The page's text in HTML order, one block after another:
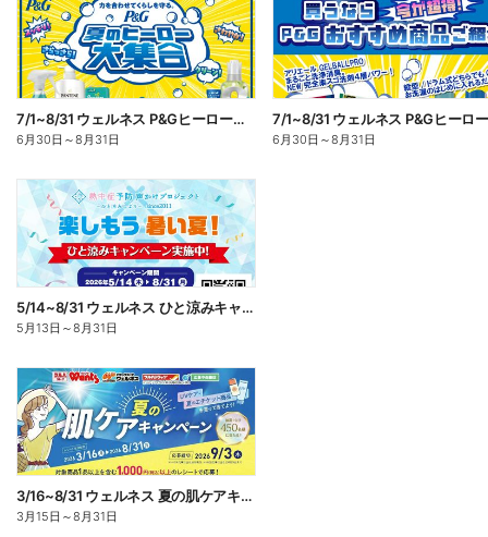
7/1~8/31 ウェルネス P&Gヒーロー大集合キャンペーン企画―1
6月30日 ～8月31日 6月30日 ～8月31日
5/14~8/31 ウェルネス ひと涼みキャンペーン
5月13日 ～8月31日
3/16~8/31 ウェルネス 夏の肌ケアキャンペーン
3月15日 ～8月31日